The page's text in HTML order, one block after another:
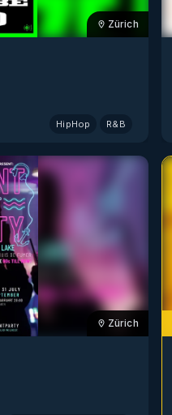
Zürich
HipHop R&B
Zürich